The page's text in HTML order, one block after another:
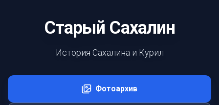
Старый Сахалин
История Сахалина и Курил
Фотоархив